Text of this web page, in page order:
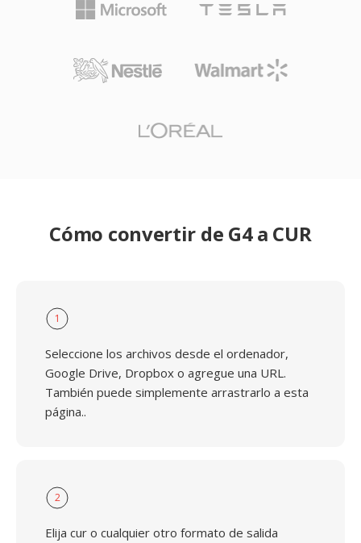
Cómo convertir de G4 a CUR
1
Seleccione los archivos desde el ordenador,
Google Drive, Dropbox o agregue una URL.
También puede simplemente arrastrarlo a esta
página..
2
Elija cur o cualquier otro formato de salida